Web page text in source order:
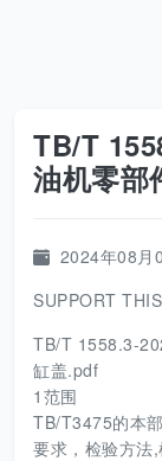
TB/T
油机零部
2024年08月
SUPPORT
TB/T 1558.3-
缸盖.pdf
1范围
TB/T3475的本
要求，检验方法,